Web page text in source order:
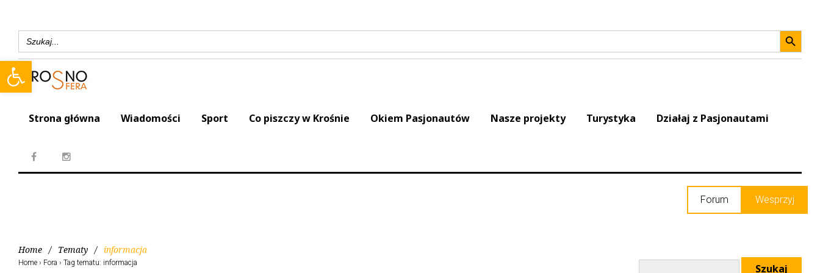
Open toolbar
Search
for:
Search
Strona główna Wiadomości Sport Co piszczy w Krośnie Okiem Pasjonautów Nasze projekty Turystyka Działaj z Pasjonautami
Forum Wesprzyj
Home / Tematy / informacja
Home › Fora › Tag tematu: informacja